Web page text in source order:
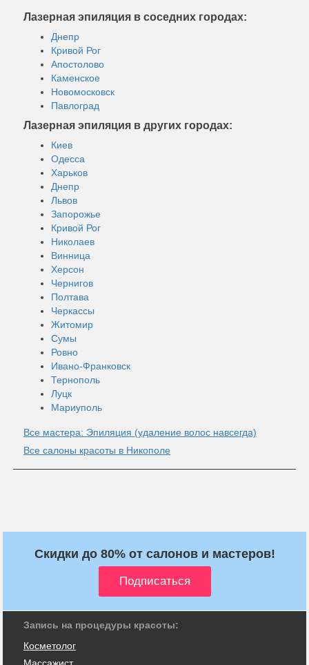
Лазерная эпиляция в соседних городах:
Днепр
Кривой Рог
Апостолово
Каменское
Новомосковск
Павлоград
Лазерная эпиляция в других городах:
Киев
Одесса
Харьков
Днепр
Львов
Запорожье
Кривой Рог
Николаев
Винница
Херсон
Чернигов
Полтава
Черкассы
Житомир
Сумы
Ровно
Ивано-Франковск
Тернополь
Луцк
Мариуполь
Все мастера: Эпиляция (удаление волос навсегда)
Все салоны красоты в Никополе
Скидки до 80% от салонов и мастеров!
Запись на процедуры красоты:
Косметолог
Массажист